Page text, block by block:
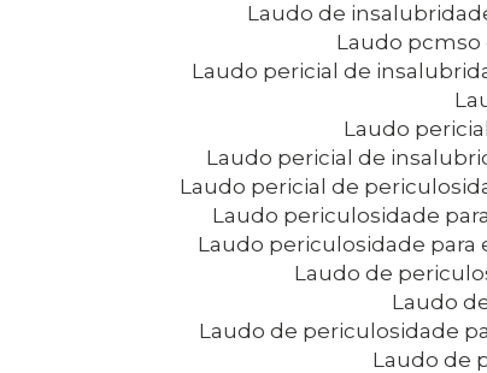
Laudo de
Laudo pcmso
Laudo pericial de
Laudo
Laudo pericial de
Laudo pericial de
Laudo periculosidade
Laudo periculosidade
Laudo de
Laudo
Laudo de periculosidade
Laudo de